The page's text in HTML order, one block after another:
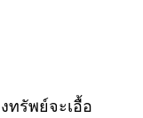
ทรัพย์จะเอื้อ